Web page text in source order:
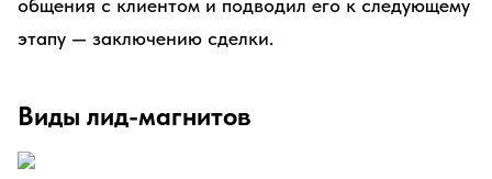
общения с клиентом и подводил его к следующему
этапу — заключению сделки.
Виды лид-магнитов